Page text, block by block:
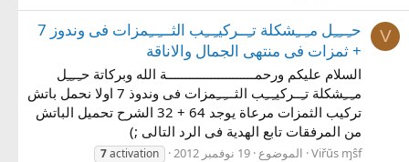
V
حـِــِـِل مـِــِشكلة تـِــركيـِــِب الثـــِــِمزات فى وندوز 7
+ ثمزات فى منتهى الجمال والاناقة
السلام عليكم ورحمــــــــــــــــــــــــة الله وبركاتة حـِــِـِل
مـِــِشكلة تـِــركيـِــِب الثـــِــِمزات فى وندوذ 7 اولا نحمل باتش
تركيب الثمزات مرعاة يوجد 64 + 32 الشرح تحميل الباتش
من المرفقات تابع الهدية فى الرد التالى ;)
Viřŭs ɱŝf الموضوع 19 نوفمبر 2012 7activation